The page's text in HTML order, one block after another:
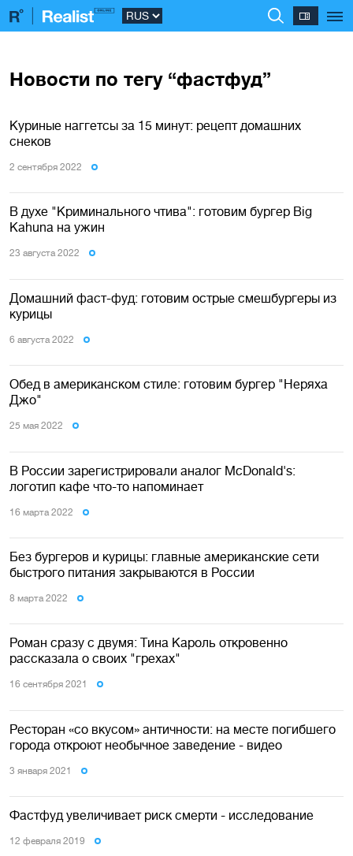
Новости по тегу “фастфуд”
Куриные наггетсы за 15 минут: рецепт домашних
снеков
2 сентября 2022
В духе "Криминального чтива": готовим бургер Big
Kahuna на ужин
23 августа 2022
Домашний фаст-фуд: готовим острые смешбургеры из
курицы
6 августа 2022
Обед в американском стиле: готовим бургер "Неряха
Джо"
25 мая 2022
В России зарегистрировали аналог McDonald's:
логотип кафе что-то напоминает
16 марта 2022
Без бургеров и курицы: главные американские сети
быстрого питания закрываются в России
8 марта 2022
Роман сразу с двумя: Тина Кароль откровенно
рассказала о своих "грехах"
16 сентября 2021
Ресторан «со вкусом» античности: на месте погибшего
города откроют необычное заведение - видео
3 января 2021
Фастфуд увеличивает риск смерти - исследование
12 февраля 2019